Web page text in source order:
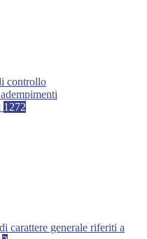
controllo
1272
carattere generale riferiti a